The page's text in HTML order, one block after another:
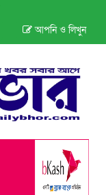
আপনি ও লিখুন